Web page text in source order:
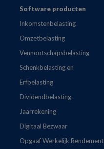
FooterSoftware producten
Inkomstenbelasting
Omzetbelasting
Vennootschapsbelasting
Schenkbelasting en
Erfbelasting
Dividendbelasting
Jaarrekening
Digitaal Bezwaar
Opgaaf Werkelijk Rendement